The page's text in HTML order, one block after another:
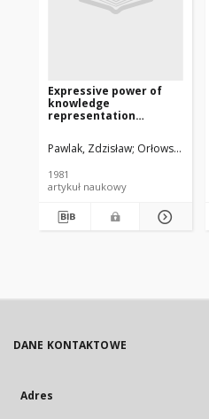
Expressive power of
knowledge
representation
Pawlak, Zdzisław Orłowska, Ewa
1981
artykuł naukowy
DANE KONTAKTOWE
Adres